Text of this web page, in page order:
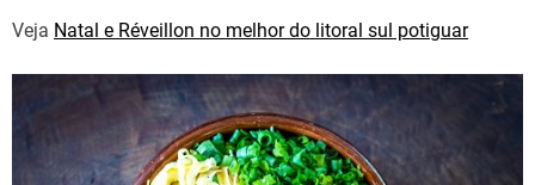
Veja Natal e Réveillon no melhor do litoral sul potiguar